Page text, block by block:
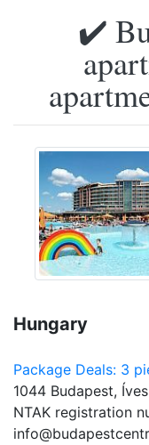
✔️
Hungary
Package Deals: 3
1044 Budapest,
NTAK registration